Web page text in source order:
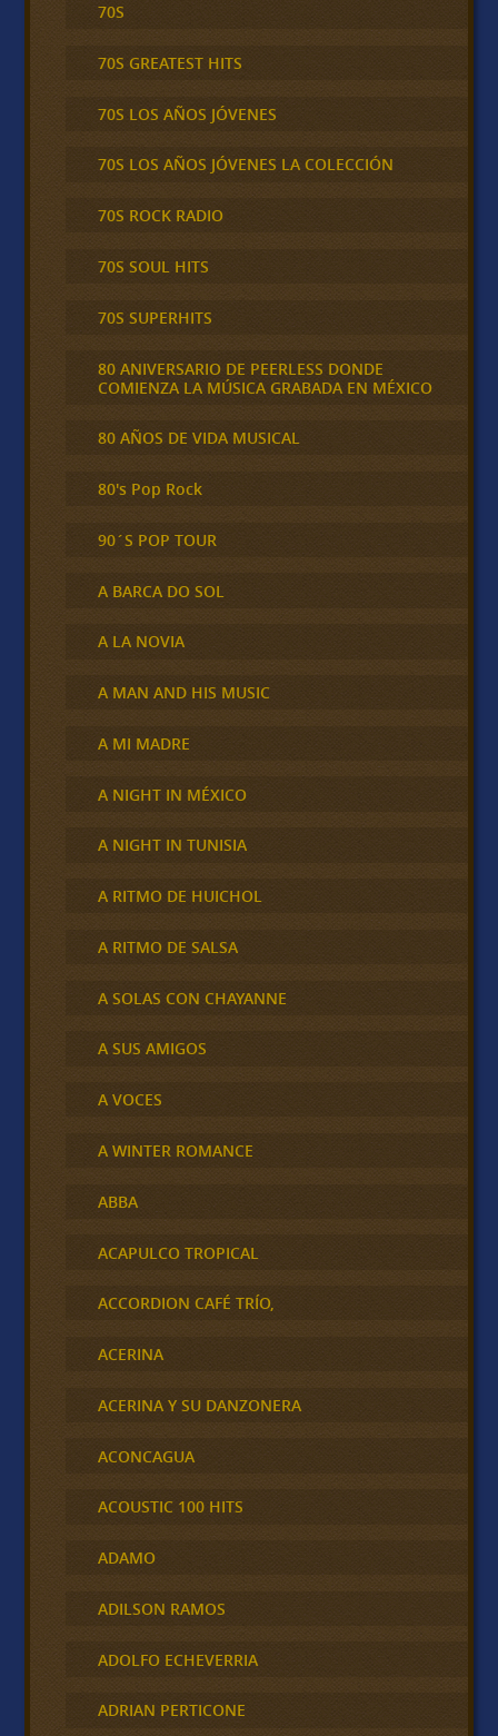
70S
70S GREATEST HITS
70S LOS AÑOS JÓVENES
70S LOS AÑOS JÓVENES LA COLECCIÓN
70S ROCK RADIO
70S SOUL HITS
70S SUPERHITS
80 ANIVERSARIO DE PEERLESS DONDE
COMIENZA LA MÚSICA GRABADA EN MÉXICO
80 AÑOS DE VIDA MUSICAL
80's Pop Rock
90´S POP TOUR
A BARCA DO SOL
A LA NOVIA
A MAN AND HIS MUSIC
A MI MADRE
A NIGHT IN MÉXICO
A NIGHT IN TUNISIA
A RITMO DE HUICHOL
A RITMO DE SALSA
A SOLAS CON CHAYANNE
A SUS AMIGOS
A VOCES
A WINTER ROMANCE
ABBA
ACAPULCO TROPICAL
ACCORDION CAFÉ TRÍO,
ACERINA
ACERINA Y SU DANZONERA
ACONCAGUA
ACOUSTIC 100 HITS
ADAMO
ADILSON RAMOS
ADOLFO ECHEVERRIA
ADRIAN PERTICONE